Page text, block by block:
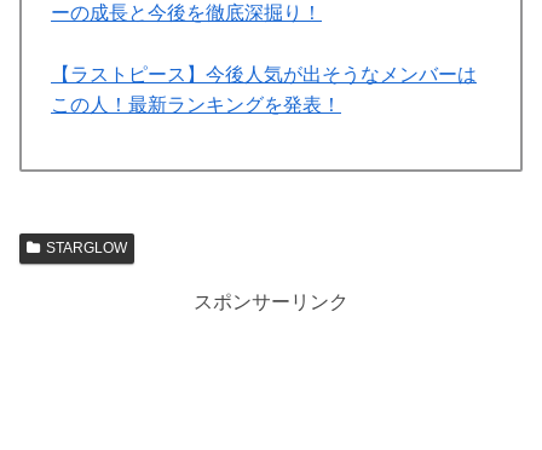
ーの成長と今後を徹底深掘り！
【ラストピース】今後人気が出そうなメンバーは
この人！最新ランキングを発表！
STARGLOW
スポンサーリンク